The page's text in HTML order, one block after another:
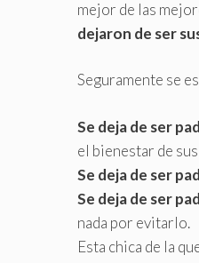
mejor de las
dejaron de ser
Seguramente se
Se deja de ser
el bienestar de
Se deja de ser
Se deja de ser
nada por evitarlo.
Esta chica de la